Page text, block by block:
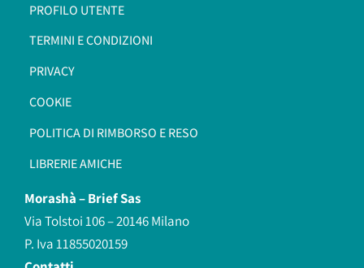
PROFILO UTENTE
TERMINI E CONDIZIONI
PRIVACY
COOKIE
POLITICA DI RIMBORSO E RESO
LIBRERIE AMICHE
Morashà –Brief Sas
Via Tolstoi 106 – 20146 Milano
P. Iva 11855020159